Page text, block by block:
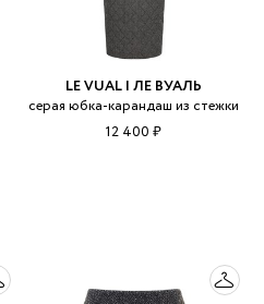
LE VUAL | ЛЕ ВУАЛЬ
серая юбка-карандаш из стежки
12 400 ₽